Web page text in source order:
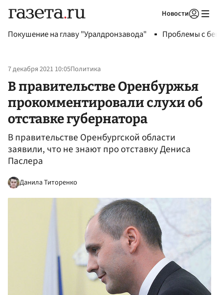
Новости
Покушение на главу "Уралдронзавода" Проблемы с
7 декабря 2021 10:05Политика
В правительстве Оренбуржья
прокомментировали слухи об
отставке губернатора
В правительстве Оренбургской области
заявили, что не знают про отставку Дениса
Паслера
Данила Титоренко